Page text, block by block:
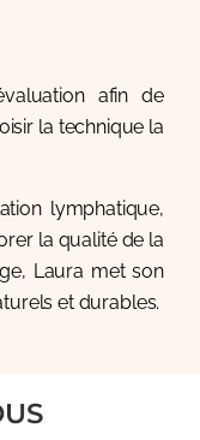
afin de
la technique la
lymphatique,
la qualité de la
Laura met son
et durables.